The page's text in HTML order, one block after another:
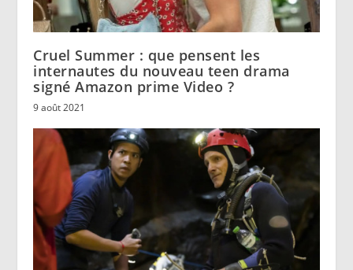
Cruel Summer : que pensent les
internautes du nouveau teen drama
signé Amazon prime Video ?
9 août 2021